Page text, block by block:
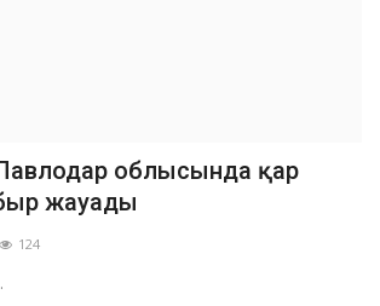
облысында қар
жауады
124